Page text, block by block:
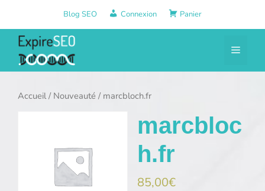
contenu
Blog SEO Connexion Panier
Menu
Accueil/ Nouveauté / marcbloch.fr
marcbloc
h.fr
85,00€